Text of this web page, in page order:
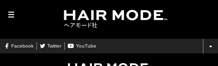
Facebook Twitter YouTube